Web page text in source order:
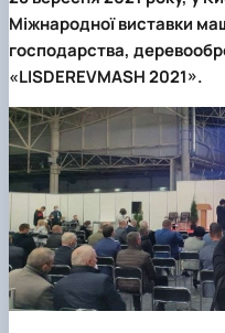
Міжнародної виставки
господарства,
«LISDEREVMASH 2021».